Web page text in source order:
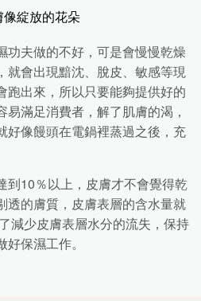
像綻放的花朵
功夫做的不好，可是會慢慢乾燥
就會出現黯沈、脫皮、敏感等現
跑出來，所以只要能夠提供好的
滿足消費者，解了肌膚的渴，
好像饅頭在電鍋裡蒸過之後，充
到10％以上，皮膚才不會覺得乾
透的膚質，皮膚表層的含水量就
減少皮膚表層水分的流失，保持
保濕工作。